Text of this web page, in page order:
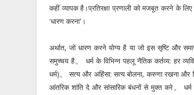
कहीं व्यापक है।प्रतिरक्षा प्रणाली को मजबूत करने के
'धारण करना'।
अर्थात, जो धारण करने योग्य है या जो इस सृष्टि और
समुच्चय है。 धर्म के विभिन्न पहलू नैतिक कर्तव्य: हर
धर्म)。 सत्य और अहिंसा: सत्य बोलना, करुणा रखना
आंतरिक शांति दे और सांसारिक बंधनों से मुक्त करे。 धर्म